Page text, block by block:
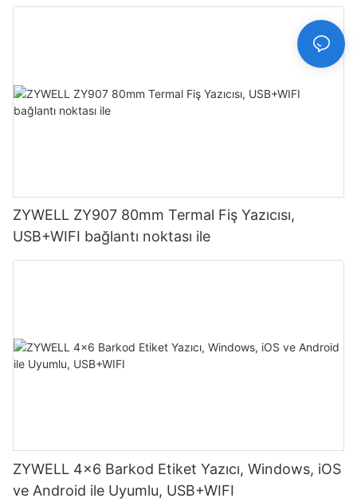
ZYWELL ZY907 80mm Termal Fiş Yazıcısı,
USB+WIFI bağlantı noktası ile
ZYWELL 4x6 Barkod Etiket Yazıcı, Windows, iOS
ve Android ile Uyumlu, USB+WIFI